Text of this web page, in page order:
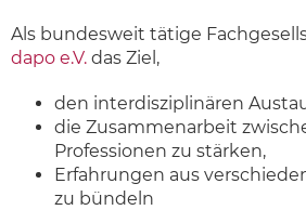
Als bundesweit tätige
dapo e.V. das Ziel,
den interdisziplinären
die Zusammenarbeit
Professionen zu stärken,
Erfahrungen aus
zu bündeln